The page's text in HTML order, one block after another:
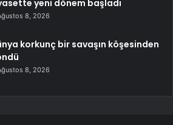
yeni dönem başladı
8, 2026
korkunç bir savaşın köşesinden
8, 2026